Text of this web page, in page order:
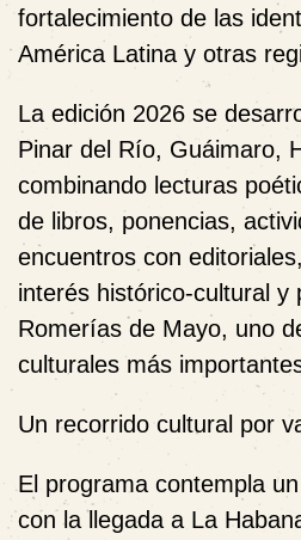
fortalecimiento de las
América Latina y otras
La edición 2026 se
Pinar del Río, Guáimaro,
combinando lecturas
de libros, ponencias,
encuentros con
interés histórico-cultural y
Romerías de Mayo, uno
culturales más
Un recorrido cultural por
El programa contempla
con la llegada a La